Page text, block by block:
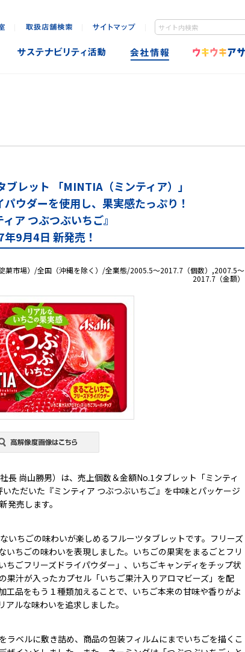
Write your search query here
ブレット 「MINTIA（ミンティア）」
ウダーを使用し、果実感たっぷり！
ィア つぶつぶいちご』
9月4日 新発売！
菓市場）/全国（沖縄を除く）/全業態/2005.5～2017.7（個数）,2007.5～
2017.7（金額）
長 尚山勝男）は、売上個数＆金額No.1タブレット「ミンティ
ただいた『ミンティア つぶつぶいちご』を中味とパッケージ
発売します。
いちごの味わいが楽しめるフルーツタブレットです。フリーズ
いちごの味わいを表現しました。いちごの果実をまるごとフリ
ちごフリーズドライパウダー」、いちごキャンディをチップ状
果汁が入ったカプセル「いちご果汁入りアロマビーズ」を配
品をもう１種類加えることで、いちご本来の甘味や香りがよ
ルな味わいを追求しました。
ベルに敷き詰め、商品の包装フィルムにまでいちごを描くこ